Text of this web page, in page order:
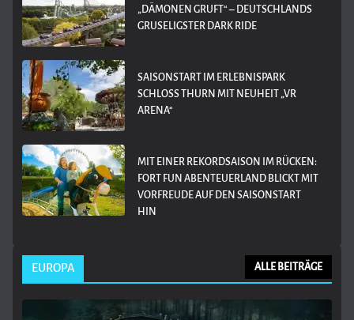
„DÄMONEN GRUFT“ – DEUTSCHLANDS
GRUSELIGSTER DARK RIDE
SAISONSTART IM ERLEBNISPARK
SCHLOSS THURN MIT NEUHEIT „VR
ARENA“
MIT EINER REKORDSAISON IM RÜCKEN:
FORT FUN ABENTEUERLAND BLICKT MIT
VORFREUDE AUF DEN SAISONSTART
HIN
EUROPA ALLE BEITRÄGE